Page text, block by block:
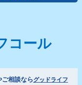
コール
相談ならグッドライフ